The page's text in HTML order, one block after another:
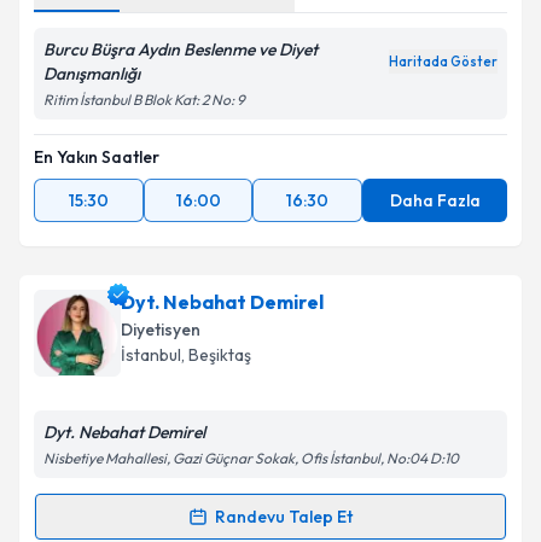
Burcu Büşra Aydın Beslenme ve Diyet
Danışmanlığı
Haritada Göster
Ritim İstanbul B Blok Kat: 2 No: 9
En Yakın Saatler
15:30
16:00 16:30 Daha Fazla
Dyt. Nebahat Demirel
Diyetisyen
İstanbul , Beşiktaş
Dyt. Nebahat Demirel
Nisbetiye Mahallesi, Gazi Güçnar Sokak, Ofis İstanbul, No:04 D:10
Randevu Talep Et
Randevu Takvimi Talebi